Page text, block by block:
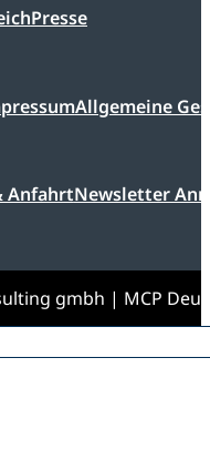
Presse
Allgemeine
AnfahrtNewsletter
gmbh | MCP